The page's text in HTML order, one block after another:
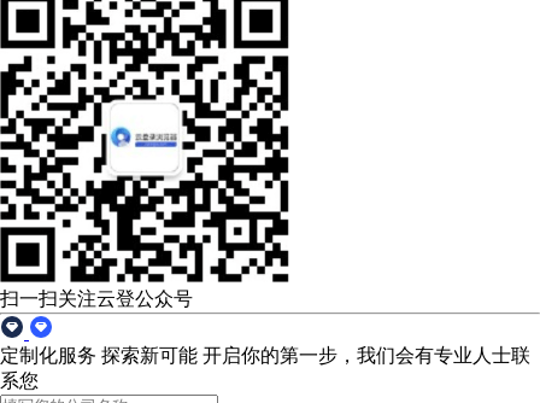
扫一扫关注云登公众号
定制化服务 探索新可能 开启你的第一步，我们会有专业人士联
系您